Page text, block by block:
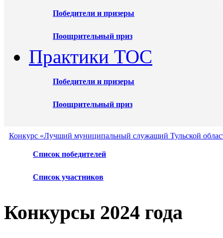
Победители и призеры
Поощрительный приз
Практики ТОС
Победители и призеры
Поощрительный приз
Конкурс «Лучший муниципальный служащий Тульской
Список победителей
Список участников
Конкурсы 2024 года